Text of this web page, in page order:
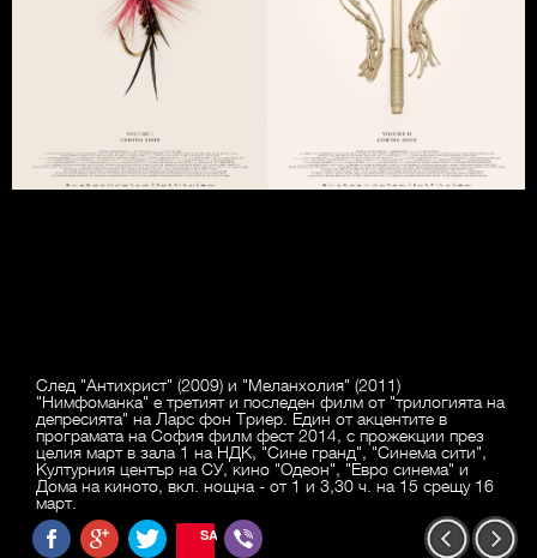
След "Антихрист" (2009) и "Меланхолия" (2011)
"Нимфоманка" е третият и последен филм от "трилогията на
депресията" на Ларс фон Триер. Един от акцентите в
програмата на София филм фест 2014, с прожекции през
целия март в зала 1 на НДК, "Сине гранд", "Синема сити",
Културния център на СУ, кино "Одеон", "Евро синема" и
Дома на киното, вкл. нощна - от 1 и 3,30 ч. на 15 срещу 16
март.
SAVE